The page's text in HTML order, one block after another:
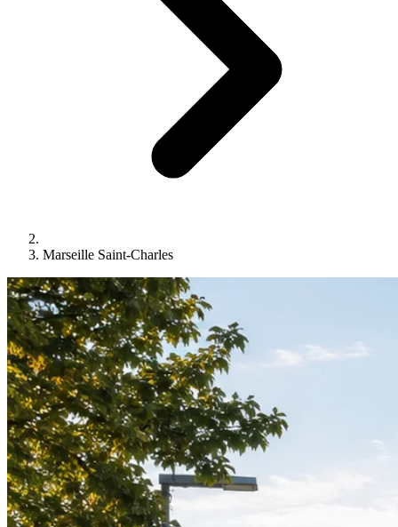
Marseille Saint-Charles